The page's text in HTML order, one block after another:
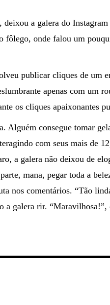
a galera do
fôlego, onde falou um
publicar cliques de um
apenas com um
os cliques apaixonantes
Alguém consegue tomar
com seus mais de
a galera não deixou de
mana, pegar toda a
nos comentários. “Tão
a galera rir.